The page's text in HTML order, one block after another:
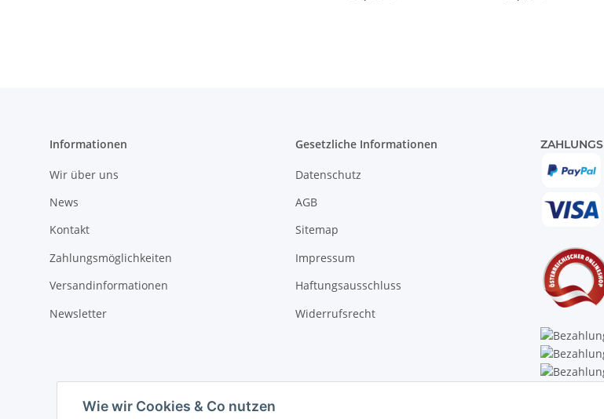
Wie wir Cookies & Co nutzen
Informationen
Wir über uns
News
Kontakt
Zahlungsmöglichkeiten
Versandinformationen
Newsletter
Gesetzliche Informationen
Datenschutz
AGB
Sitemap
Impressum
Haftungsausschluss
Widerrufsrecht